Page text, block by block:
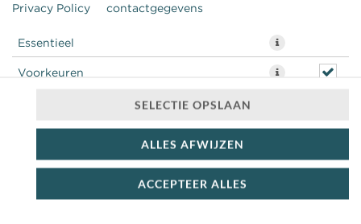
Privacy Policy contactgegevens
Essentieel
Voorkeuren
SELECTIE OPSLAAN
ALLES AFWIJZEN
ACCEPTEER ALLES
€ 3,14 *